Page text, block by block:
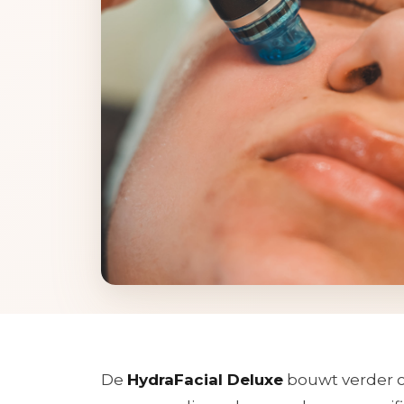
De HydraFacial Deluxe bouwt verder